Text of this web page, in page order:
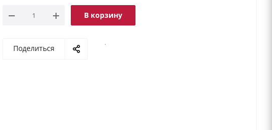
В корзину
Поделиться
.